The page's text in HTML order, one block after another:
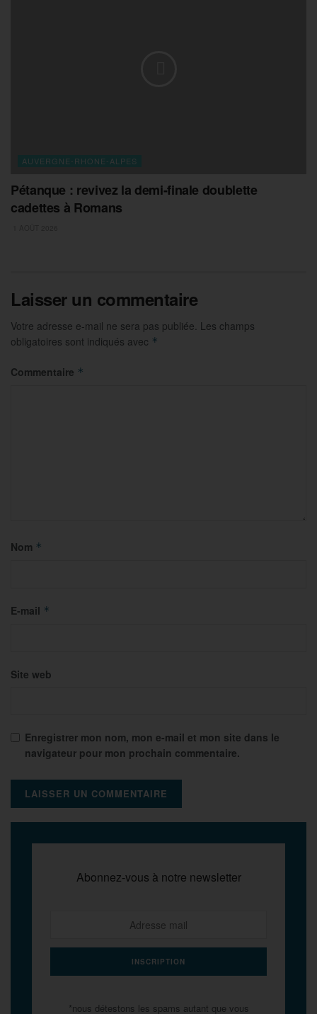
AUVERGNE-RHONE-ALPES
Pétanque : revivez la demi-finale doublette
cadettes à Romans
Laisser un commentaire
Votre adresse e-mail ne sera pas publiée. Les champs
obligatoires sont indiqués avec *
Commentaire *
Nom *
E-mail *
Site web
Enregistrer mon nom, mon e-mail et mon site dans le
navigateur pour mon prochain commentaire.
Abonnez-vous à notre newsletter
*nous détestons les spams autant que vous